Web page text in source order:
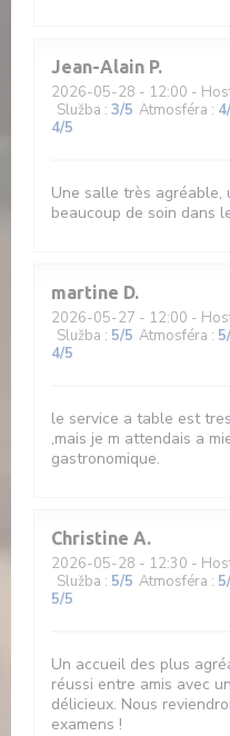
Jean-Alain P
2026-05-28 - 12:00 -
Služba : 3/5 Atmosféra : 4
4/5
Une salle très agréable,
beaucoup de soin dans
martine D
2026-05-27 - 12:00 -
Služba : 5/5 Atmosféra : 5
4/5
le service a table est
,mais je m attendais a
gastronomique.
Christine A
2026-05-28 - 12:30 -
Služba : 5/5 Atmosféra : 5
5/5
Un accueil des plus
réussi entre amis avec
délicieux. Nous
examens !